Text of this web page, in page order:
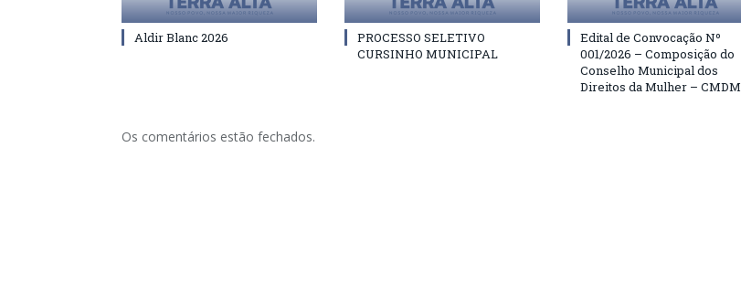
Aldir Blanc 2026
PROCESSO SELETIVO
CURSINHO MUNICIPAL
Edital de Convocação Nº
001/2026 – Composição do
Conselho Municipal dos
Direitos da Mulher – CMDM
Os comentários estão fechados.